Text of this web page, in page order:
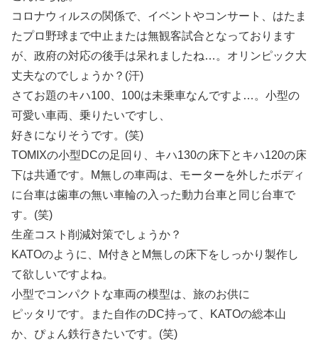
コロナウィルスの関係で、イベントやコンサート、はたま
たプロ野球まで中止または無観客試合となっております
が、政府の対応の後手は呆れましたね…。オリンピック大
丈夫なのでしょうか？(汗)
さてお題のキハ100、100は未乗車なんですよ…。小型の
可愛い車両、乗りたいですし、
好きになりそうです。(笑)
TOMIXの小型DCの足回り、キハ130の床下とキハ120の床
下は共通です。M無しの車両は、モーターを外したボディ
に台車は歯車の無い車輪の入った動力台車と同じ台車で
す。(笑)
生産コスト削減対策でしょうか？
KATOのように、M付きとM無しの床下をしっかり製作し
て欲しいですよね。
小型でコンパクトな車両の模型は、旅のお供に
ピッタリです。また自作のDC持って、KATOの総本山
か、ぴょん鉄行きたいです。(笑)